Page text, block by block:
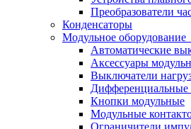
Преобразователи
Конденсаторы
Модульное оборудование
Автоматические
Аксессуары
Выключатели
Кнопки модульные
Модульные
Ограничители